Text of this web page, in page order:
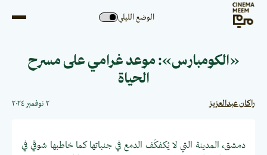
الوضع الليلي
«الكومبارس»: موعد غرامي على مسرح
الحياة
راكان عبدالعزيز ٢ نوفمبر ٢٠٢٤
دمشق، المدينة التي لا يُكفكَف الدمع في جنباتها كما خاطبها شوقي في